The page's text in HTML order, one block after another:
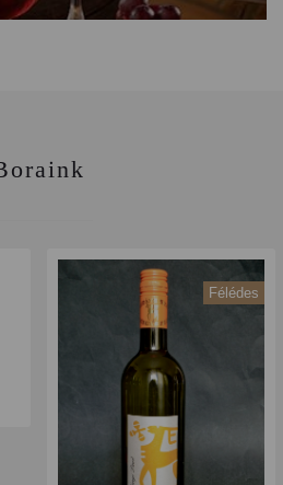
Félédes